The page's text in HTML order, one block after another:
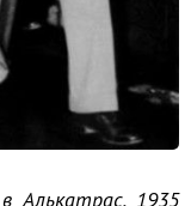
Алькатрас, 1935